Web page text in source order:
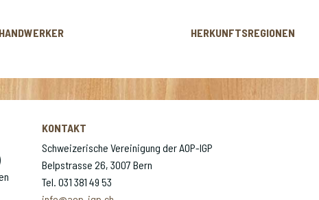
HANDWERKER HERKUNFTSREGIONEN
KONTAKT
Schweizerische Vereinigung der AOP-IGP
Belpstrasse 26, 3007 Bern
Tel. 031 381 49 53